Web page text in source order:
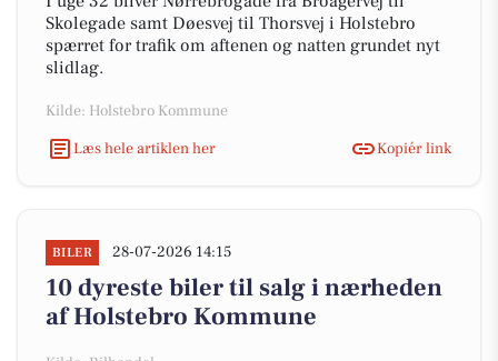
Skolegade samt Døesvej til Thorsvej i Holstebro
spærret for trafik om aftenen og natten grundet nyt
slidlag.
Kilde: Holstebro Kommune
Læs hele artiklen her
Kopiér link
BILER 28-07-2026 14:15
10 dyreste biler til salg i nærheden
af Holstebro Kommune